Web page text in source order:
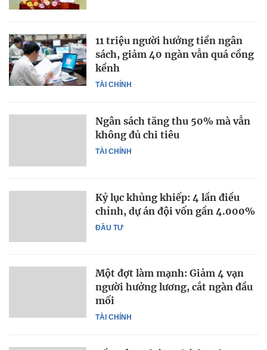
TÀI CHÍNH
11 triệu người hưởng tiền ngân
sách, giảm 40 ngàn vẫn quá cồng
kềnh
TÀI CHÍNH
Ngân sách tăng thu 50% mà vẫn
không đủ chi tiêu
ĐẦU TƯ
Kỷ lục khủng khiếp: 4 lần điều
chỉnh, dự án đội vốn gần 4.000%
TÀI CHÍNH
Một đợt làm mạnh: Giảm 4 vạn
người hưởng lương, cắt ngàn đầu
mối